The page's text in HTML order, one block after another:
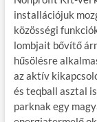
installációjuk
közösségi
lombjait bővítő
hűsölésre
az aktív
és teqball asztal
parknak egy